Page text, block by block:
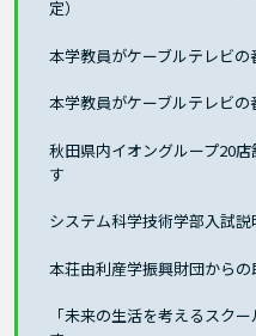
定）
本学教員がケーブルテレビ
本学教員がケーブルテレビ
秋田県内イオングループ20
す
システム科学技術学部入試
本荘由利産学振興財団から
「未来の生活を考えるスク